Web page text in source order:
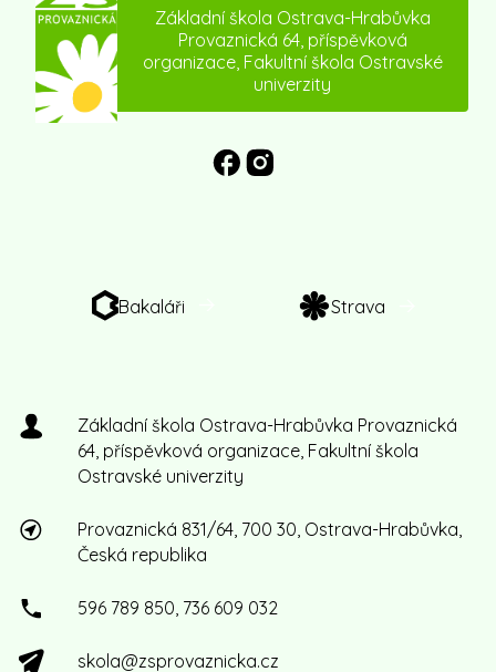
Základní škola Ostrava-Hrabůvka
Provaznická 64, příspěvková
organizace, Fakultní škola Ostravské
univerzity
Bakaláři Strava
Základní škola Ostrava-Hrabůvka Provaznická
64, příspěvková organizace, Fakultní škola
Ostravské univerzity
Provaznická 831/64, 700 30, Ostrava-Hrabůvka,
Česká republika
596 789 850, 736 609 032
skola@zsprovaznicka.cz